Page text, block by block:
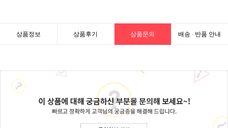
상품정보 상품후기 상품문의 배송 · 반품 안내